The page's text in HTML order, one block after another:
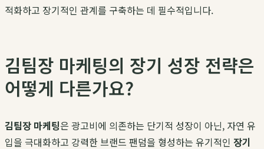
적화하고 장기적인 관계를 구축하는 데 필수적입니다.
김팀장 마케팅의 장기 성장 전략은
어떻게 다른가요?
김팀장 마케팅은 광고비에 의존하는 단기적 성장이 아닌, 자연 유
입을 극대화하고 강력한 브랜드 팬덤을 형성하는 유기적인 장기